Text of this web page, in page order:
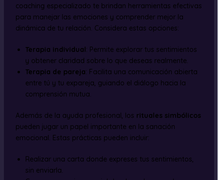
coaching especializado te brindan herramientas efectivas
para manejar las emociones y comprender mejor la
dinámica de tu relación. Considera estas opciones:
Terapia individual : Permite explorar tus sentimientos
y obtener claridad sobre lo que deseas realmente.
Terapia de pareja: Facilita una comunicación abierta
entre tú y tu expareja, guiando el diálogo hacia la
comprensión mutua.
Además de la ayuda profesional, los rituales simbólicos
pueden jugar un papel importante en la sanación
emocional. Estas prácticas pueden incluir:
Realizar una carta donde expreses tus sentimientos,
sin enviarla.